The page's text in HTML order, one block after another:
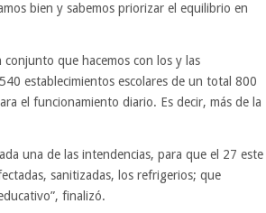
bien y sabemos priorizar el equilibrio en
que hacemos con los y las
establecimientos escolares de un total 800
el funcionamiento diario. Es decir, más de la
una de las intendencias, para que el 27 este
sanitizadas, los refrigerios; que
finalizó.